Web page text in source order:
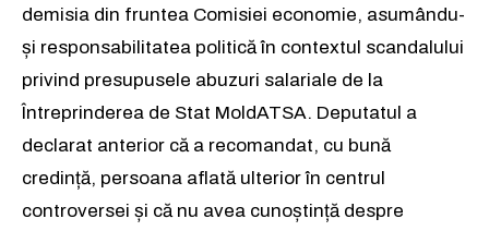
demisia din fruntea Comisiei economie, asumându-
și responsabilitatea politică în contextul scandalului
privind presupusele abuzuri salariale de la
Întreprinderea de Stat MoldATSA. Deputatul a
declarat anterior că a recomandat, cu bună
credință, persoana aflată ulterior în centrul
controversei și că nu avea cunoștință despre